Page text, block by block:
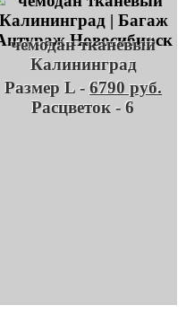
чемодан тканевый
Калининград
Размер L -6790 руб.
Расцветок - 6